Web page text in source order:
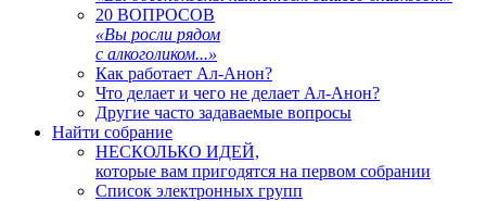
20 ВОПРОСОВ
«Вы росли рядом
с алкоголиком...»
Как работает Ал-Анон?
Что делает и чего не делает Ал-Анон?
Другие часто задаваемые вопросы
Найти собрание
НЕСКОЛЬКО ИДЕЙ,
которые вам пригодятся на первом собрании
Список электронных групп